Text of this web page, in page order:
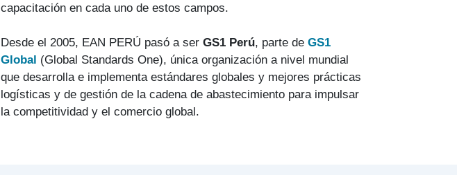
capacitación en cada uno de estos campos.
Desde el 2005, EAN PERÚ pasó a ser GS1 Perú, parte de GS1
Global (Global Standards One), única organización a nivel mundial
que desarrolla e implementa estándares globales y mejores prácticas
logísticas y de gestión de la cadena de abastecimiento para impulsar
la competitividad y el comercio global.